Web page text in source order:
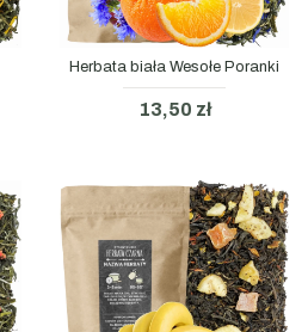
Herbata biała Wesołe Poranki
13,50 zł